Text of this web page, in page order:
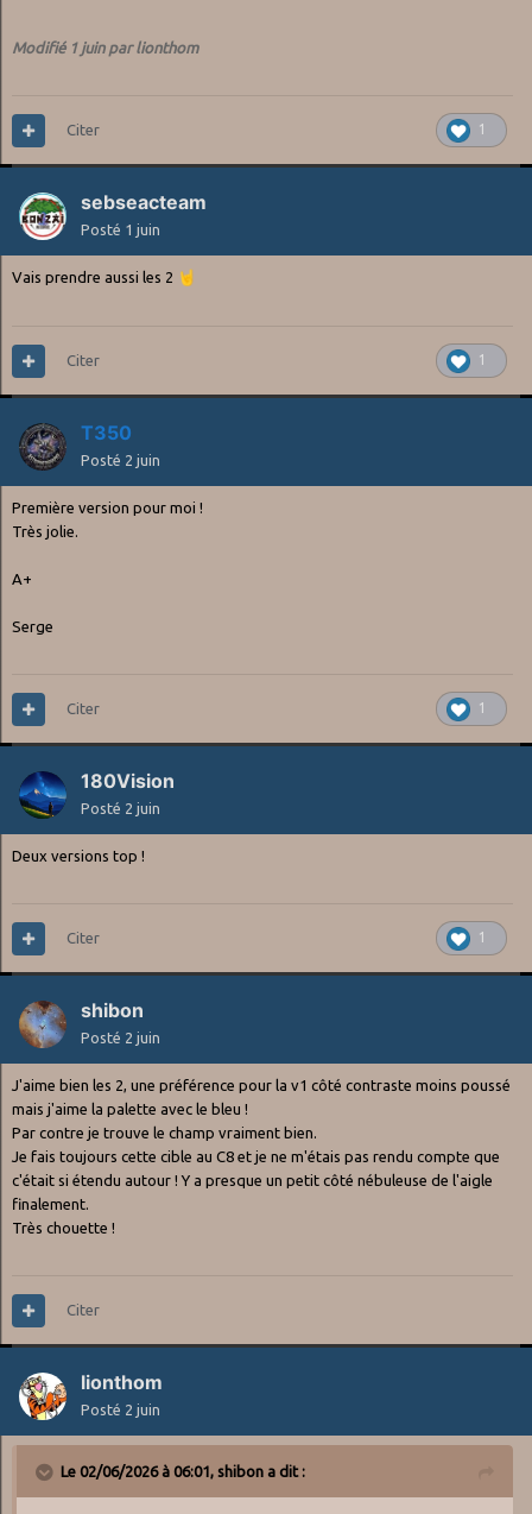
Modifié 1 juinpar lionthom
1
Citer
sebseacteam
Posté 1 juin
Vais prendre aussi les 2 🤘
1
Citer
T350
Posté 2 juin
Première version pour moi !
Très jolie.
A+
Serge
1
Citer
180Vision
Posté 2 juin
Deux versions top !
1
Citer
shibon
Posté 2 juin
J'aime bien les 2, une préférence pour la v1 côté contraste moins poussé
mais j'aime la palette avec le bleu !
Par contre je trouve le champ vraiment bien.
Je fais toujours cette cible au C8 et je ne m'étais pas rendu compte que
c'était si étendu autour ! Y a presque un petit côté nébuleuse de l'aigle
finalement.
Très chouette !
Citer
lionthom
Posté 2 juin
Le 02/06/2026 à 06:01, shibon a dit :